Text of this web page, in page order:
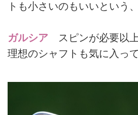
トも小さいのもいいという
ガルシア スピンが必要以上
理想のシャフトも気に入って